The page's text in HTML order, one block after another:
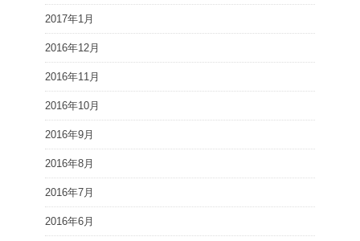
2017年1月
2016年12月
2016年11月
2016年10月
2016年9月
2016年8月
2016年7月
2016年6月